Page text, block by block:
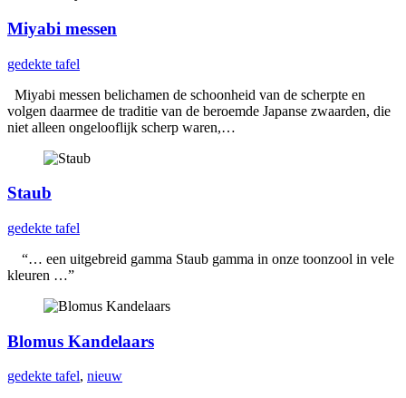
Miyabi messen
gedekte tafel
Miyabi messen belichamen de schoonheid van de scherpte en
volgen daarmee de traditie van de beroemde Japanse zwaarden, die
niet alleen ongelooflijk scherp waren,…
Staub
gedekte tafel
“… een uitgebreid gamma Staub gamma in onze toonzool in vele
kleuren …”
Blomus Kandelaars
gedekte tafel, nieuw